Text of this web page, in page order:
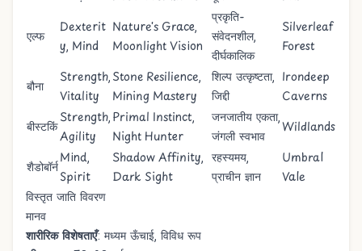
एल्फ
Dexterit
y, Mind
Nature's Grace,
Moonlight Vision
प्रकृति-
संवेदनशील,
दीर्घकालिक
Silverleaf
Forest
बौना
Strength,
Vitality
Stone Resilience,
Mining Mastery
शिल्प उत्कृष्टता,
जिद्दी
Irondeep
Caverns
बीस्टकिं
Strength,
Agility
Primal Instinct,
Night Hunter
जनजातीय एकता,
जंगली स्वभाव
Wildlands
शैडोबॉर्न
Mind,
Spirit
Shadow Affinity,
Dark Sight
रहस्यमय,
प्राचीन ज्ञान
Umbral
Vale
विस्तृत जाति विवरण
मानव
शारीरिक विशेषताएँ: मध्यम ऊँचाई, विविध रूप